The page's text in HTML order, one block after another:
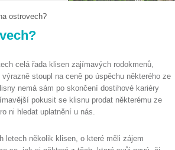
ostrovech?
celá řada klisen zajímavých rodokmenů,
stoupl na ceně po úspěchu některého ze
nemá sám po skončení dostihové kariéry
pokusit se klisnu prodat některému ze
ni hledat uplatnění u nás.
letech několik klisen, o které měli zájem